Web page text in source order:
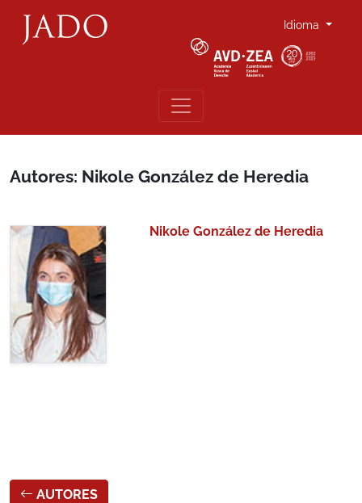
Idioma
Autores: Nikole González de Heredia
Nikole González de Heredia
AUTORES